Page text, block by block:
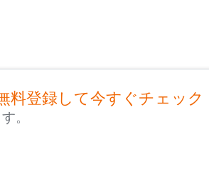
料登録して今すぐチェック
。